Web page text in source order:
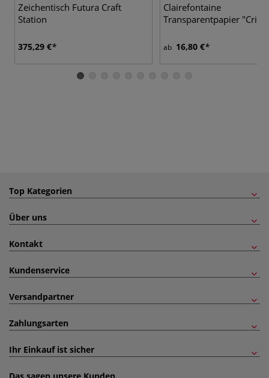
Zeichentisch Futura Craft
Station
375,29 €
Clairefontaine
Transparentpapier
ab 16,80 €
Top Kategorien
Über uns
Kontakt
Kundenservice
Versandpartner
Zahlungsarten
Ihr Einkauf ist sicher